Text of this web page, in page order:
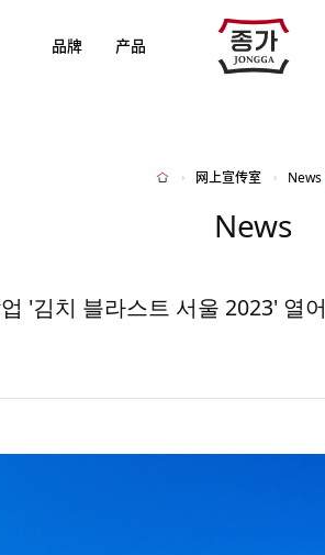
JJONGGA
品牌 产品
Home 网上宣传室 News
News
'김치 블라스트 서울 2023' 열어